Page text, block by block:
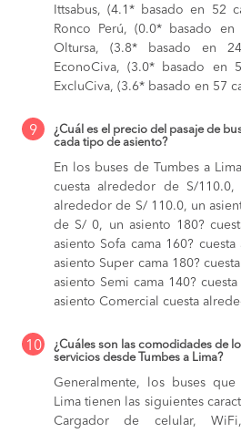
Ittsabus, (4.1* basado en 52
Ronco Perú, (0.0* basado en
Oltursa, (3.8* basado en
EconoCiva, (3.0* basado en
ExcluCiva, (3.6* basado en 57
9
¿Cuál es el precio del pasaje de
cada tipo de asiento?
En los buses de Tumbes a Lima
cuesta alrededor de S/110.0,
alrededor de S/ 110.0, un
de S/ 0,
un asiento 180?
asiento Sofa cama 160?
asiento Super cama 180?
asiento Semi cama 140?
asiento Comercial cuesta
10
¿Cuáles son las comodidades de
servicios desde Tumbes a Lima?
Generalmente, los buses
Lima tienen las siguientes
Cargador de celular,